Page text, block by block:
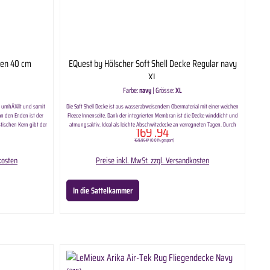
40 cm
umhÃ¼llt und somit
den Enden ist der
Kern gibt der
wird und die
EQuest by Hölscher Soft Shell Decke Regular navy
XL
Farbe:navy|Grösse:XL
Die Soft Shell Decke ist aus wasserabweisendem Obermaterial mit einer weichen
Fleece Innenseite. Dank der integrierten Membran ist die Decke winddicht und
atmungsaktiv. Ideal als leichte Abschwitzdecke an verregneten Tagen. Durch
den ergonomischen Schnitt den robusten Kreuzgurten den beiden
FrontverschlÃ¼ssen und einer einfach Schweifkordel hat die Decke einen
169.94
169,95 €*(0.01% gespart)
Preise inkl. MwSt. zzgl. Versandkosten
In die Sattelkammer